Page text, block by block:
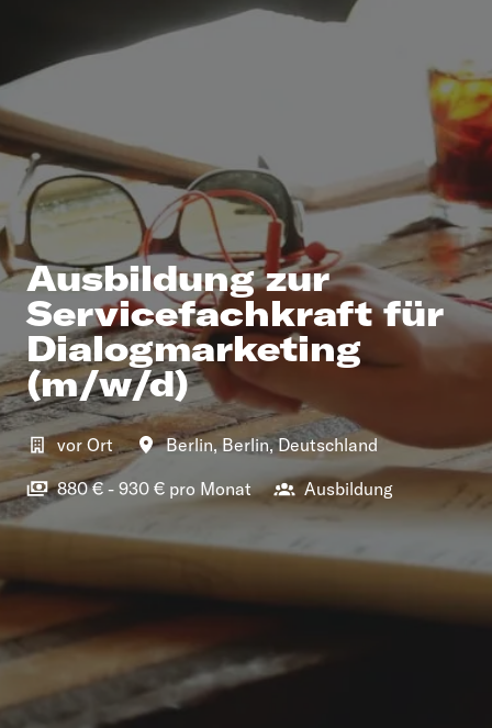
Ausbildung zur
Servicefachkraft für
Dialogmarketing
(m/w/d)
vor Ort Berlin, Berlin, Deutschland
880 € - 930 € pro Monat
Ausbildung